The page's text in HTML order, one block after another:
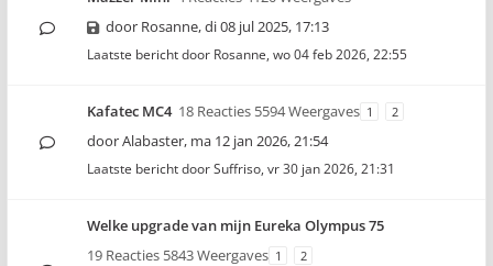
door Rosanne,di 08 jul 2025, 17:13
Laatste bericht door Rosanne, wo 04 feb 2026, 22:55
Kafatec MC4 18 Reacties 5594 Weergaves 1 2
doorAlabaster, ma 12 jan 2026, 21:54
Laatste bericht doorSuffriso, vr 30 jan 2026, 21:31
Welke upgrade van mijn Eureka Olympus 75
19 Reacties 5843 Weergaves 1 2